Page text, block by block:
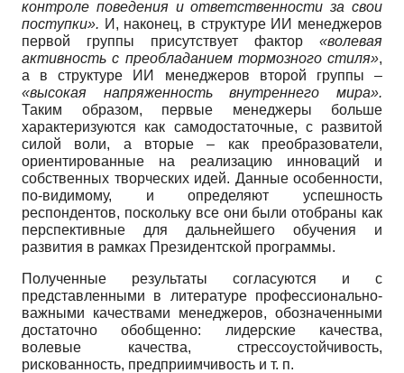
контроле поведения и ответственности за свои
поступки». И, наконец, в структуре ИИ менеджеров
первой группы присутствует фактор «волевая
активность с преобладанием тормозного стиля»,
а в структуре ИИ менеджеров второй группы –
«высокая напряженность внутреннего мира».
Таким образом, первые менеджеры больше
характеризуются как самодостаточные, с развитой
силой воли, а вторые – как преобразователи,
ориентированные на реализацию инноваций и
собственных творческих идей. Данные особенности,
по-видимому, и определяют успешность
респондентов, поскольку все они были отобраны как
перспективные для дальнейшего обучения и
развития в рамках Президентской программы.
Полученные результаты согласуются и с
представленными в литературе профессионально-
важными качествами менеджеров, обозначенными
достаточно обобщенно: лидерские качества,
волевые качества, стрессоустойчивость,
рискованность, предприимчивость и т. п.